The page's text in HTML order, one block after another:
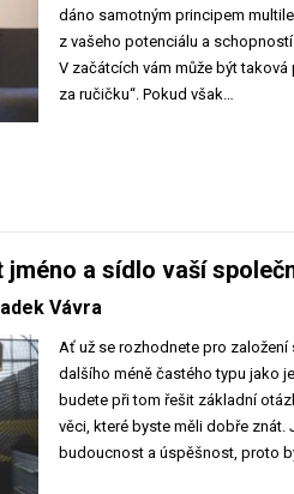
dáno samotným principem
z vašeho potenciálu a
V začátcích vám může být
za ručičku“. Pokud však…
a sídlo vaší
Vávra
Ať už se rozhodnete pro
dalšího méně častého typu jako
budete při tom řešit základní
věci, které byste měli dobře znát.
budoucnost a úspěšnost, proto